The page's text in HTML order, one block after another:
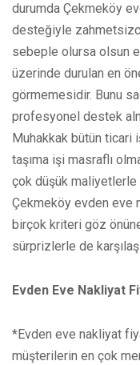
durumda Çekmeköy
desteğiyle
sebeple olursa olsun
üzerinde durulan en
görmemesidir. Bunu
profesyonel destek
Muhakkak bütün ticari
taşıma işi masraflı
çok düşük maliyetlerle
Çekmeköy evden eve
birçok kriteri göz
sürprizlerle de
Evden Eve Nakliyat
*Evden eve nakliyat
müşterilerin en çok